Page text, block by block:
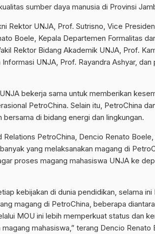
sumber daya manusia di Provinsi
Rektor UNJA, Prof. Sutrisno, Vice
Boele, Kepala Departemen Formalitas
Rektor Bidang Akademik UNJA, Prof.
UNJA, Prof. Rayandra Ashyar,
bekerja sama untuk memberikan
PetroChina. Selain itu, PetroChina
di bidang energi dan lingkungan.
PetroChina, Dencio Renato
yang melaksanakan magang di
proses magang mahasiswa UNJA ke
kebijakan di dunia pendidikan, selama ini
magang di PetroChina, beberapa
MOU ini lebih memperkuat status dan
mahasiswa,” terang Dencio Renato